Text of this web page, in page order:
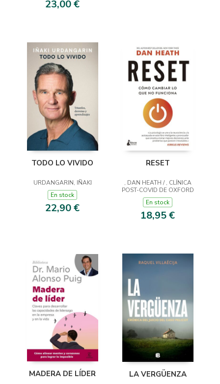
23,00 €
TODO LO VIVIDO
URDANGARIN, IÑAKI
En stock
22,90 €
RESET
, DAN HEATH / , CLÍNICA
POST-COVID DE OXFORD
En stock
18,95 €
MADERA DE LÍDER LA VERGÜENZA